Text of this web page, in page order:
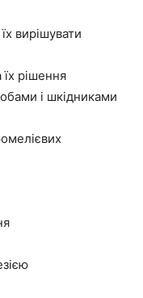
вирішувати
рішення
і шкідниками